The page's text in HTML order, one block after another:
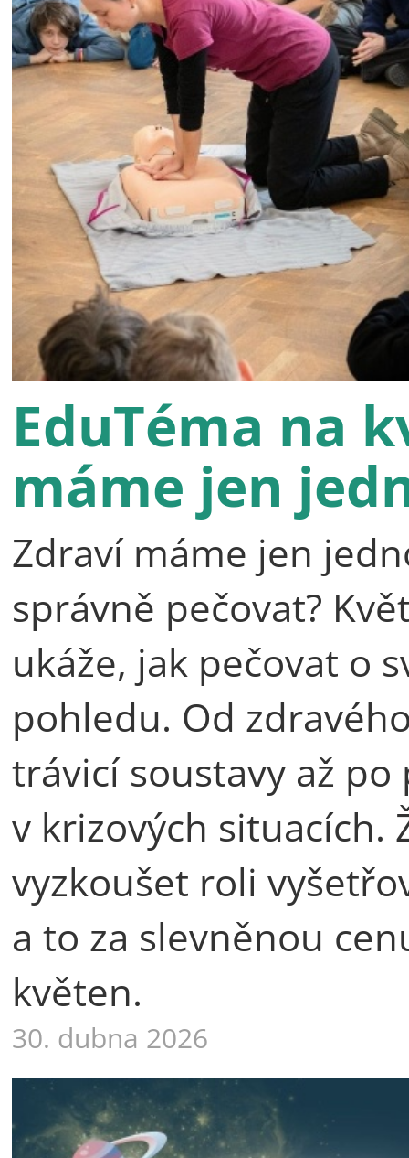
EduTéma na
máme jen
Zdraví máme jen
správně pečovat?
ukáže, jak pečovat o
pohledu. Od
trávicí soustavy až
v krizových situacích.
vyzkoušet roli
a to za slevněnou
květen.
30. dubna 2026